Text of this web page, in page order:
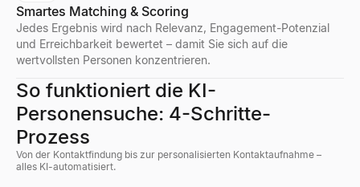
Smartes Matching & Scoring
Jedes Ergebnis wird nach Relevanz, Engagement-Potenzial
und Erreichbarkeit bewertet – damit Sie sich auf die
wertvollsten Personen konzentrieren.
So funktioniert die KI-
Personensuche: 4-Schritte-
Prozess
Von der Kontaktfindung bis zur personalisierten Kontaktaufnahme –
alles KI-automatisiert.